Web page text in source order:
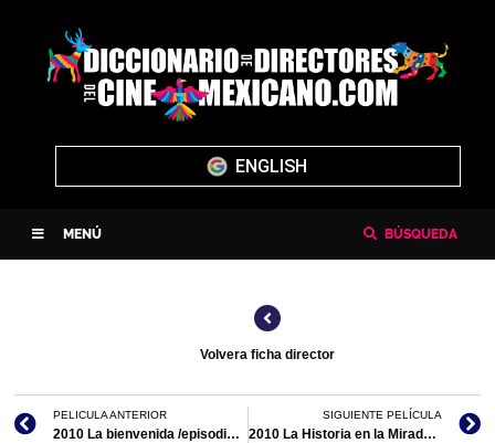
ENGLISH
MENÚ BÚSQUEDA
Volvera ficha director
PELICULA ANTERIOR
2010 La bienvenida /episodio de Revolución
SIGUIENTE PELÍCULA
2010 La Historia en la Mirada/documental